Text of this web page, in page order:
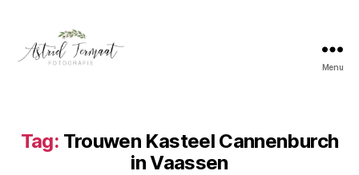
Menu
Tag: Trouwen Kasteel Cannenburch
in Vaassen